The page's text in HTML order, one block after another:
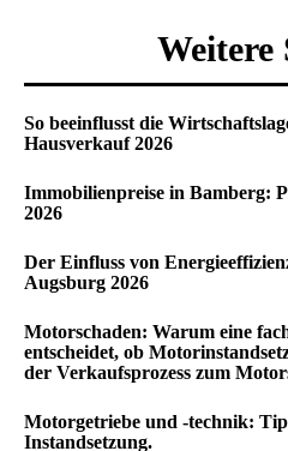
Weitere
So beeinflusst die
Hausverkauf 2026
Immobilienpreise in Bamberg:
2026
Der Einfluss von
Augsburg 2026
Motorschaden: Warum eine
entscheidet, ob
der Verkaufsprozess zum
Motorgetriebe und -technik:
Instandsetzung.